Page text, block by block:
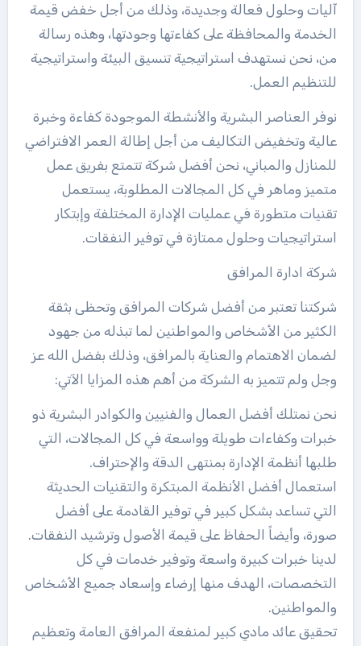
آليات وحلول فعالة وجديدة، وذلك من أجل خفض قيمة
الخدمة والمحافظة على كفاءتها وجودتها، وهذه رسالة
من، نحن نستهدف استراتيجية تنسيق البيئة واستراتيجية
للتنظيم العمل.
نوفر العناصر البشرية والأنشطة الموجودة كفاءة وخبرة
عالية وتخفيض التكاليف من أجل إطالة العمر الافتراضي
للمنازل والمباني، نحن أفضل شركة تتمتع بفريق عمل
متميز وماهر في كل المجالات المطلوبة، يستعمل
تقنيات متطورة في عمليات الإدارة المختلفة وإبتكار
استراتيجيات وحلول ممتازة في توفير النفقات.
شركة ادارة المرافق
شركتنا تعتبر من أفضل شركات المرافق وتحظى بثقة
الكثير من الأشخاص والمواطنين لما تبذله من جهود
لضمان الاهتمام والعناية بالمرافق، وذلك بفضل الله عز
وجل ولم تتميز به الشركة من أهم هذه المزايا الآتي:
نحن نمتلك أفضل العمال والفنيين والكوادر البشرية ذو
خبرات وكفاءات طويلة وواسعة في كل المجالات، التي
طلبها أنظمة الإدارة بمنتهى الدقة والإحتراف.
استعمال أفضل الأنظمة المبتكرة والتقنيات الحديثة
التي تساعد بشكل كبير في توفير القادمة على أفضل
صورة، وأيضاً الحفاظ على قيمة الأصول وترشيد النفقات.
لدينا خبرات كبيرة واسعة وتوفير خدمات في كل
التخصصات، الهدف منها إرضاء وإسعاد جميع الأشخاص
والمواطنين.
تحقيق عائد مادي كبير لمنفعة المرافق العامة وتعظيم